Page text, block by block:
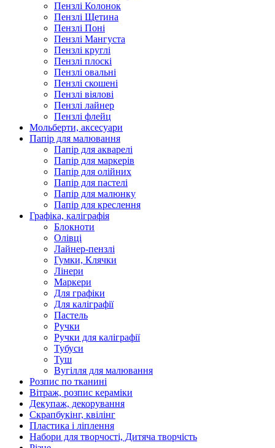
Пензлі Колонок
Пензлі Щетина
Пензлі Поні
Пензлі Мангуста
Пензлі круглі
Пензлі плоскі
Пензлі овальні
Пензлі скошені
Пензлі віялові
Пензлі лайнер
Пензлі флейц
Мольберти, аксесуари
Папір для малювання
Папір для акварелі
Папір для маркерів
Папір для олійних
Папір для пастелі
Папір для малюнку
Папір для креслення
Графіка, каліграфія
Блокноти
Олівці
Лайнер-пензлі
Гумки, Клячки
Лінери
Маркери
Для графіки
Для каліграфії
Пастель
Ручки
Ручки для каліграфії
Тубуси
Туш
Вугілля для малювання
Розпис по тканині
Вітраж, розпис кераміки
Декупаж, декорування
Скрапбукінг, квілінг
Пластика і ліплення
Набори для творчості, Дитяча творчість